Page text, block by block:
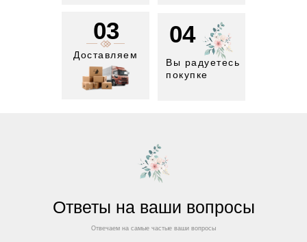
03
Доставляем
04
Вы радуетесь
покупке
Ответы на ваши вопросы
Отвечаем на самые частые ваши вопросы